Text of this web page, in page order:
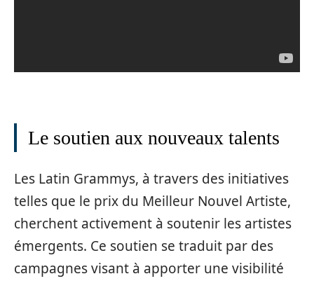
Le soutien aux nouveaux talents
Les Latin Grammys, à travers des initiatives
telles que le prix du Meilleur Nouvel Artiste,
cherchent activement à soutenir les artistes
émergents. Ce soutien se traduit par des
campagnes visant à apporter une visibilité